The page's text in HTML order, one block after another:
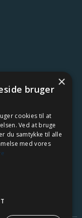
×
bruger
cookies til at
Ved at bruge
du samtykke til alle
med vores